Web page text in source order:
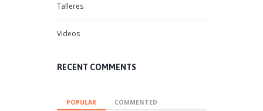
Talleres
Videos
RECENT COMMENTS
POPULAR COMMENTED